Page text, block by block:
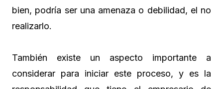
bien, podría ser una amenaza o debilidad, el no
realizarlo.
También existe un aspecto importante a
considerar para iniciar este proceso, y es la